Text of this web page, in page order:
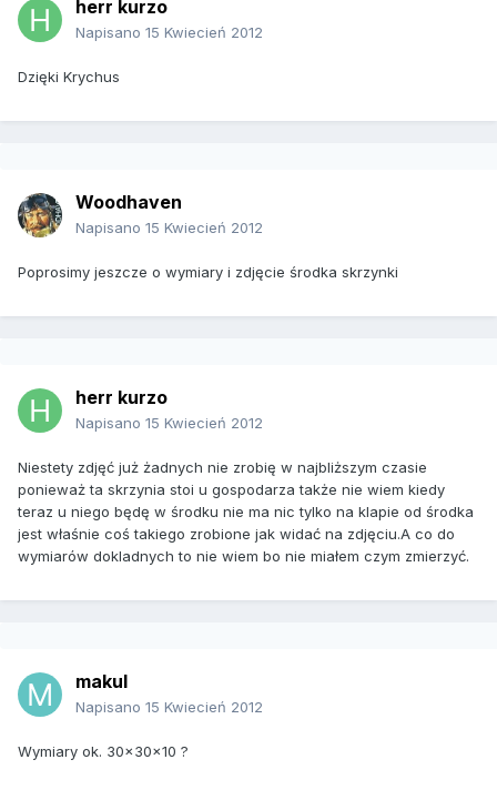
herr kurzo
Napisano 15 Kwiecień 2012
Dzięki Krychus
Woodhaven
Napisano 15 Kwiecień 2012
Poprosimy jeszcze o wymiary i zdjęcie środka skrzynki
herr kurzo
Napisano 15 Kwiecień 2012
Niestety zdjęć już żadnych nie zrobię w najbliższym czasie
ponieważ ta skrzynia stoi u gospodarza także nie wiem kiedy
teraz u niego będę w środku nie ma nic tylko na klapie od środka
jest właśnie coś takiego zrobione jak widać na zdjęciu.A co do
wymiarów dokladnych to nie wiem bo nie miałem czym zmierzyć.
makul
Napisano 15 Kwiecień 2012
Wymiary ok. 30x30x10 ?